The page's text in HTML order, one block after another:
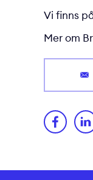
Vi finns
Mer om